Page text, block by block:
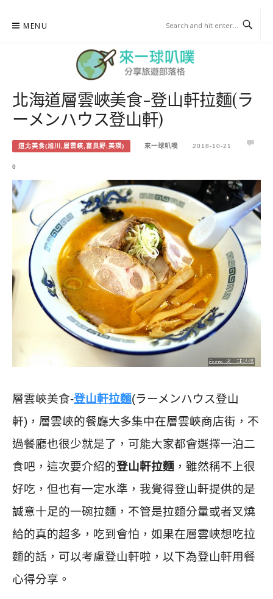
MENU
來一球叭噗
北海道層雲峽美食-登山軒拉麵(ラ
ーメンハウス登山軒)
道北美食(旭川,層雲峽,富良野,美瑛) 來一球叭噗 2018-10-21
0
層雲峽美食-登山軒拉麵(ラーメンハウス登山
軒)，層雲峽的餐廳大多集中在層雲峽商店街，不
過餐廳也很少就是了，可能大家都會選擇一泊二
食吧，這次要介紹的登山軒拉麵 ，雖然稱不上很
好吃，但也有一定水準，我覺得登山軒提供的是
誠意十足的一碗拉麵，不管是拉麵分量或者叉燒
給的真的超多，吃到會怕，如果在層雲峽想吃拉
麵的話，可以考慮登山軒啦，以下為登山軒用餐
心得分享。